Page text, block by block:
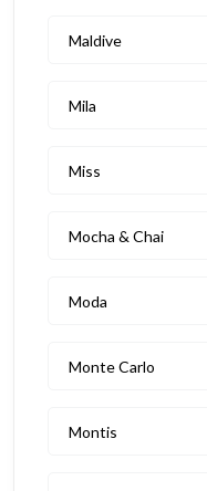
Maldive
Mila
Miss
Mocha & Chai
Moda
Monte Carlo
Montis